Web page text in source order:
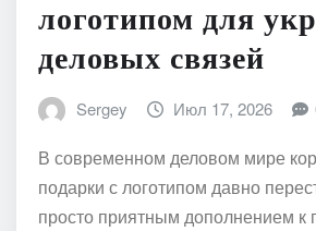
логотипом для
деловых связей
Sergey Июл 17, 2026
В современном деловом мире
подарки с логотипом давно
просто приятным дополнением к